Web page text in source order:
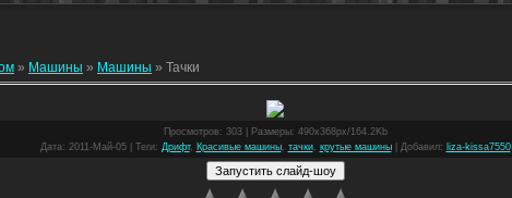
» Машины » Машины » Тачки
Просмотров: 303 | Размеры: 490x368px/164.2Kb
Дата: 2011-Май-05 | Теги: Дрифт, Красивые машины, тачки, крутые машины| Добавил: liza-kissa7550